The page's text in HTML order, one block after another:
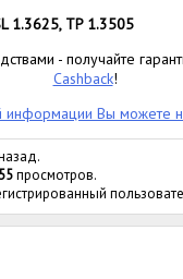
1.3625, TP 1.3505
- получайте
Cashback!
информации Вы можете
просмотров.